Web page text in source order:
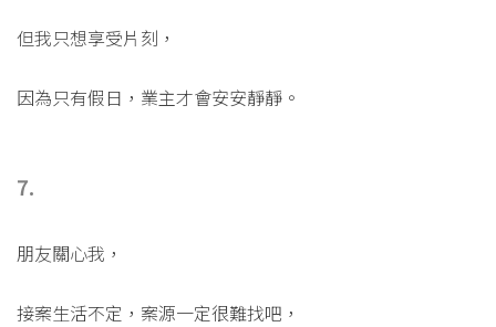
但我只想享受片刻，
因為只有假日，業主才會安安靜靜。
7.
朋友關心我，
接案生活不定，案源一定很難找吧，